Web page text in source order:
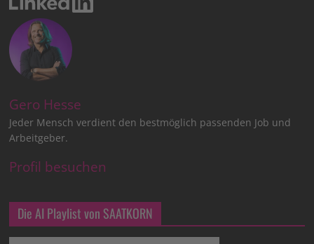
Gero Hesse
Jeder Mensch verdient den bestmöglich passenden Job und
Arbeitgeber.
Profil besuchen
Die AI Playlist von SAATKORN